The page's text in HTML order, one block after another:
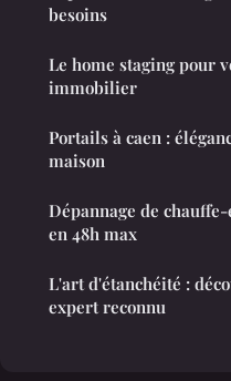
besoins
Le home staging pour
immobilier
Portails à caen :
maison
Dépannage de
en 48h max
L'art d'étanchéité :
expert reconnu